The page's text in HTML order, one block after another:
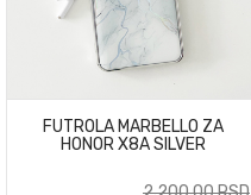
FUTROLA MARBELLO ZA
HONOR X8A SILVER